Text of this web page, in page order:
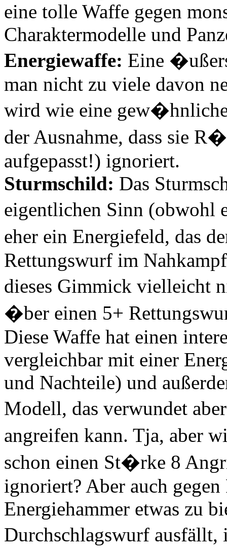
eine tolle Waffe gegen
Charaktermodelle und
Energiewaffe: Eine
man nicht zu viele davon
wird wie eine
der Ausnahme, dass sie
aufgepasst!) ignoriert.
Sturmschild: Das
eigentlichen Sinn (obwohl
eher ein Energiefeld, das
Rettungswurf im
dieses Gimmick vielleicht
�ber einen 5+
Diese Waffe hat einen
vergleichbar mit einer
und Nachteile) und
Modell, das verwundet
angreifen kann. Tja, aber
schon einen St�rke 8
ignoriert? Aber auch gegen
Energiehammer etwas zu
Durchschlagswurf